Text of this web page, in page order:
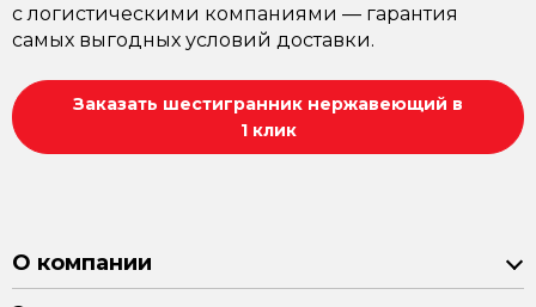
с логистическими компаниями — гарантия
самых выгодных условий доставки.
Заказать шестигранник нержавеющий в
1 клик
О компании